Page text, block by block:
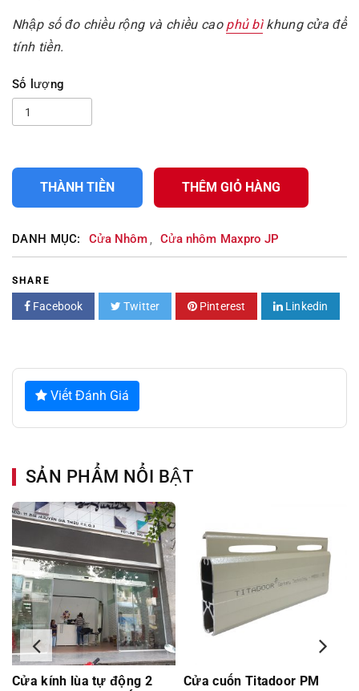
Nhập số đo chiều rộng và chiều cao phủ bìkhung cửa để
tính tiền.
Số lượng
THÀNH TIỀN THÊM GIỎ HÀNG
DANH MỤC: Cửa Nhôm, Cửa nhôm Maxpro JP
SHARE
Facebook Twitter Pinterest Linkedin
Viết Đánh Giá
SẢN PHẨM NỔI BẬT
Cửa kính lùa tự động 2
Cửa cuốn Titadoor PM